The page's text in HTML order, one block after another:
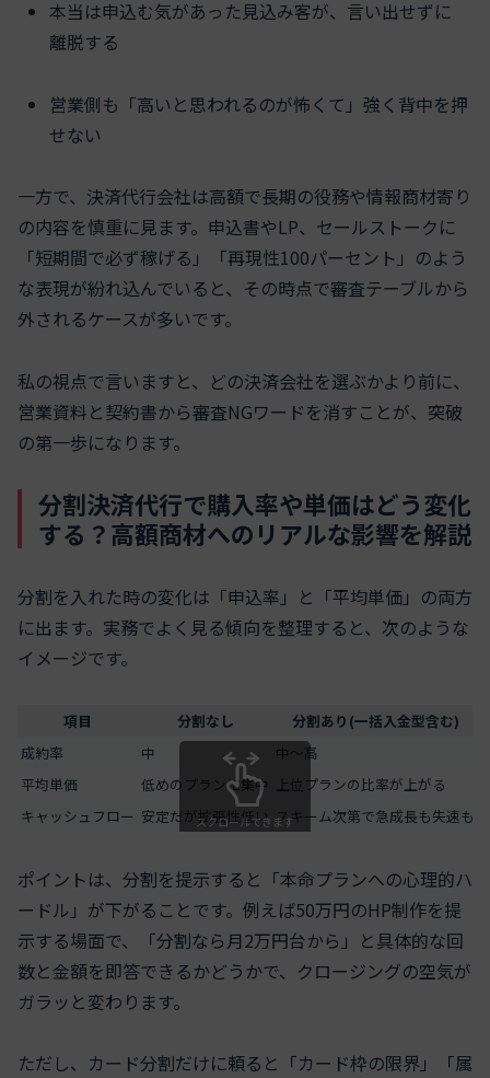
本当は申込む気があった見込み客が、言い出せずに
離脱する
営業側も「高いと思われるのが怖くて」強く背中を押
せない
一方で、決済代行会社は高額で長期の役務や情報商材寄り
の内容を慎重に見ます。申込書やLP、セールストークに
「短期間で必ず稼げる」「再現性100パーセント」のよう
な表現が紛れ込んでいると、その時点で審査テーブルから
外されるケースが多いです。
私の視点で言いますと、どの決済会社を選ぶかより前に、
営業資料と契約書から審査NGワードを消すことが、突破
の第一歩になります。
分割決済代行で購入率や単価はどう変化
する？高額商材へのリアルな影響を解説
分割を入れた時の変化は「申込率」と「平均単価」の両方
に出ます。実務でよく見る傾向を整理すると、次のような
イメージです。
項目 分割なし
分割あり(一括入金型含む)
成約率
中
中〜高
平均単価
低めのプランに集中
上位プランの比率が上がる
キャッシュフロー 安定だが拡張性低い スキーム次第で急成長も失速も
スクロールできます
ポイントは、分割を提示すると「本命プランへの心理的ハ
ードル」が下がることです。例えば50万円のHP制作を提
示する場面で、「分割なら月2万円台から」と具体的な回
数と金額を即答できるかどうかで、クロージングの空気が
ガラッと変わります。
ただし、カード分割だけに頼ると「カード枠の限界」「属